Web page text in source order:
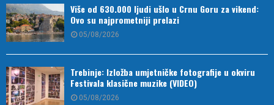
Više od 630.000 ljudi ušlo u Crnu Goru za vikend:
Ovo su najprometniji prelazi
05/08/2026
Trebinje: Izložba umjetničke fotografije u okviru
Festivala klasične muzike (VIDEO)
05/08/2026